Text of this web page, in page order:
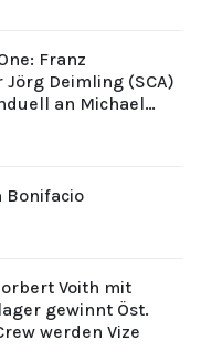
Franz
Deimling (SCA)
an Michael
Bonifacio
Voith mit
gewinnt Öst.
werden Vize